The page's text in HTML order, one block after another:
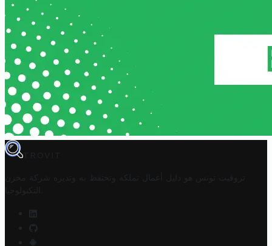
TROVIT
تروفيت تونس هو دليل أعمال تملكه وتحتفظ به وتديره
شركة مخزن
التكنولوجيا